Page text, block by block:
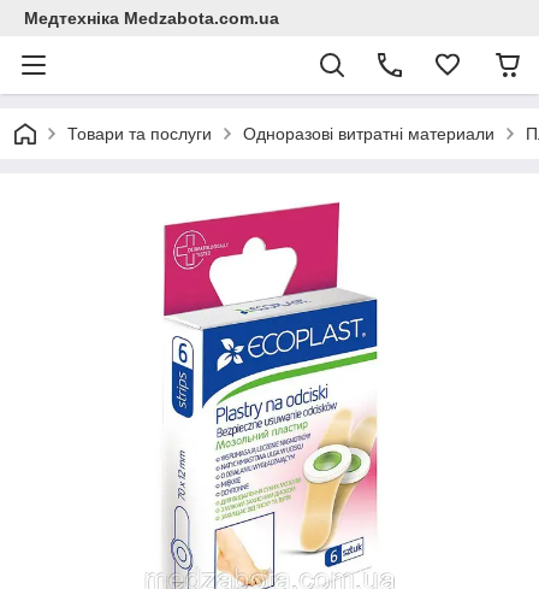
Медтехніка Medzabota.com.ua
Товари та послуги Одноразові витратні материали